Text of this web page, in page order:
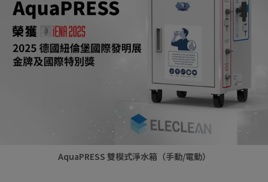
AquaPRESS 雙模式淨水箱（手動/電動）